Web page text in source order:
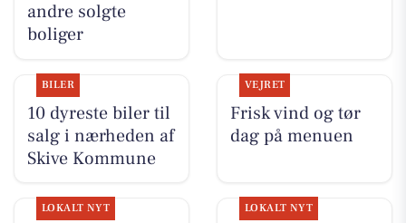
andre solgte
boliger
BILER
10 dyreste biler til
salg i nærheden af
Skive Kommune
VEJRET
Frisk vind og tør
dag på menuen
LOKALT NYT LOKALT NYT